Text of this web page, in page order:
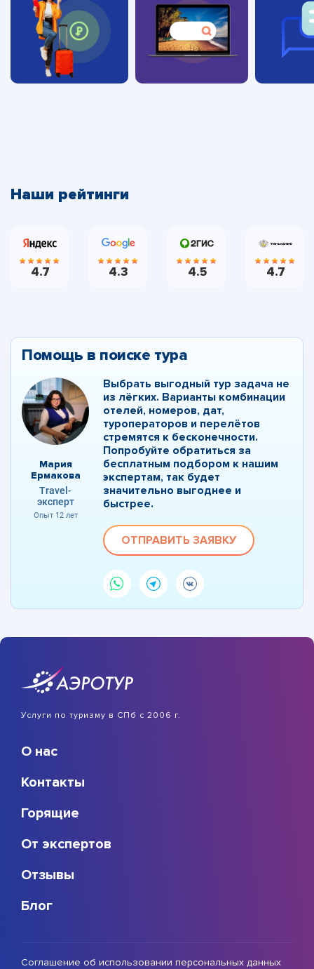
Наши рейтинги
4.7 4.3 4.5 4.7
Помощь в поиске тура
Мария
Ермакова
Travel-
эксперт
Опыт 12 лет
Выбрать выгодный тур задача не
из лёгких. Варианты комбинации
отелей, номеров, дат,
туроператоров и перелётов
стремятся к бесконечности.
Попробуйте обратиться за
бесплатным подбором к нашим
экспертам, так будет
значительно выгоднее и
быстрее.
ОТПРАВИТЬ ЗАЯВКУ
Услуги по туризму в СПб с 2006 г.
О нас
Контакты
Горящие
От экспертов
Отзывы
Блог
Соглашение об использовании персональных данных